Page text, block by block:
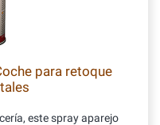
para retoque
este spray aparejo